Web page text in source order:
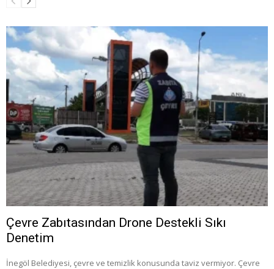
Çevre Zabıtasından Drone Destekli Sıkı
Denetim
İnegöl Belediyesi, çevre ve temizlik konusunda taviz vermiyor. Çevre